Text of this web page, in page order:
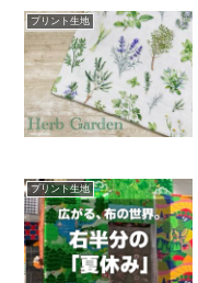
プリント生地
プリント生地